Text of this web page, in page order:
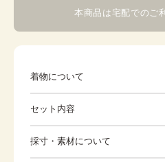
本商品は宅配でのご
着物について
す。振りや裾に向かって薄い
す。地紙には金の箔散らしや
亀甲繋ぎ、花七宝繋ぎなどが
セット内容
※着付けに必要な一式をすべて含
採寸・素材について